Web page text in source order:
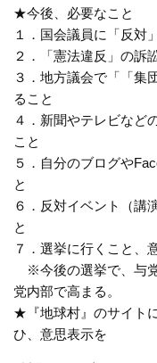
★今後、必要なこと
１．国会議員に「反対
２．「憲法違反」の訴
３．地方議会で「「集
ること
４．新聞やテレビなど
こと
５．自分のブログや
と
６．反対イベント（講
と
７．選挙に行くこと、
※今後の選挙で、与
党内部で高まる。
★『地球村』のサイト
ひ、意思表示を